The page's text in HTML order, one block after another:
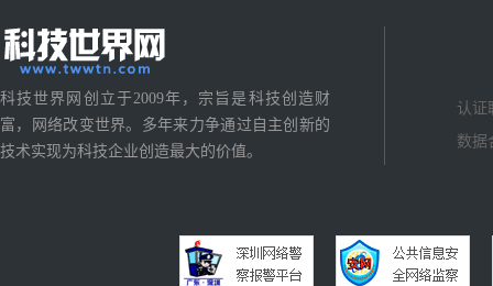
科技世界网创立于2009年，宗旨是科技创造财
富，网络改变世界。多年来力争通过自主创新的
技术实现为科技企业创造最大的价值。
认证
数据